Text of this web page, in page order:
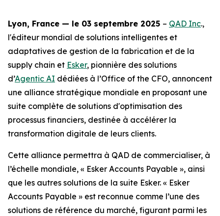
Lyon, France — le 03 septembre 2025 – QAD Inc.,
l'éditeur mondial de solutions intelligentes et
adaptatives de gestion de la fabrication et de la
supply chain et Esker, pionnière des solutions
d’Agentic AI dédiées à l’Office of the CFO, annoncent
une alliance stratégique mondiale en proposant une
suite complète de solutions d'optimisation des
processus financiers, destinée à accélérer la
transformation digitale de leurs clients.
Cette alliance permettra à QAD de commercialiser, à
l’échelle mondiale, « Esker Accounts Payable », ainsi
que les autres solutions de la suite Esker. « Esker
Accounts Payable » est reconnue comme l’une des
solutions de référence du marché, figurant parmi les